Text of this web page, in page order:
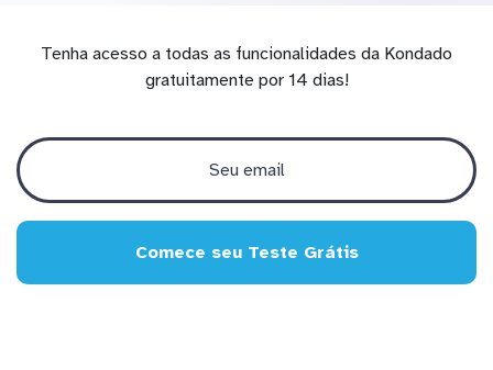
Tenha acesso a todas as funcionalidades da Kondado
gratuitamente por 14 dias!
Comece seu Teste Grátis